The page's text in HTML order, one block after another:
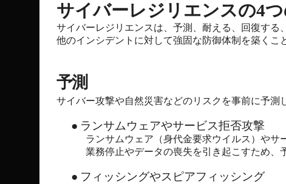
サイバーレジリエンスの4
サイバーレジリエンスは、予測、耐える、回復す
他のインシデントに対して強固な防御体制を築くこ
予測
サイバー攻撃や自然災害などのリスクを事前に予測
● ランサムウェアやサービス拒否攻撃
ランサムウェア（身代金要求ウイルス）や
業務停止やデータの喪失を引き起こすため、
● フィッシングやスピアフィッシング